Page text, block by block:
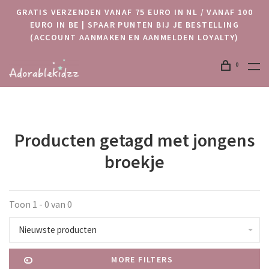
GRATIS VERZENDEN VANAF 75 EURO IN NL / VANAF 100
EURO IN BE | SPAAR PUNTEN BIJ JE BESTELLING
(ACCOUNT AANMAKEN EN AANMELDEN LOYALTY)
0
Producten getagd met jongens
broekje
Toon 1 - 0 van 0
Nieuwste producten
MORE FILTERS